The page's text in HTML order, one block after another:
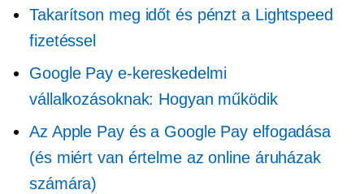
Takarítson meg időt és pénzt a Lightspeed
fizetéssel
Google Pay e-kereskedelmi
vállalkozásoknak: Hogyan működik
Az Apple Pay és a Google Pay elfogadása
(és miért van értelme az online áruházak
számára)